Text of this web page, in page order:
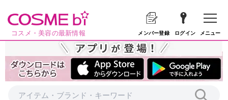
コスメ・美容の最新情報 メンバー登録 ログイン メニュー